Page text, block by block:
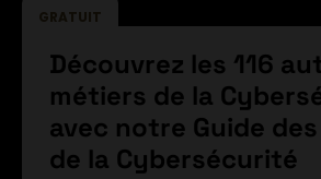
GRATUIT
Découvrez les 116
métiers de la
avec notre Guide
de la Cybersécurité